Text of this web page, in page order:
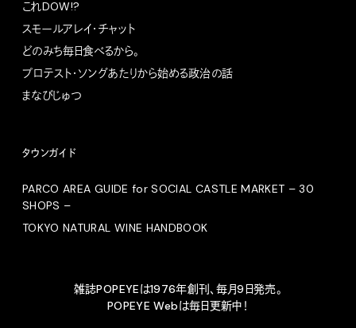
これDOW!?
スモールアレイ・チャット
どのみち毎日食べるから。
プロテスト・ソングあたりから始める政治の話
まなびじゅつ
タウンガイド
PARCO AREA GUIDE for SOCIAL CASTLE MARKET – 30
SHOPS –
TOKYO NATURAL WINE HANDBOOK
雑誌POPEYEは1976年創刊、毎月9日発売。
POPEYE Webは毎日更新中！